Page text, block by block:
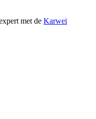
met de Karwei